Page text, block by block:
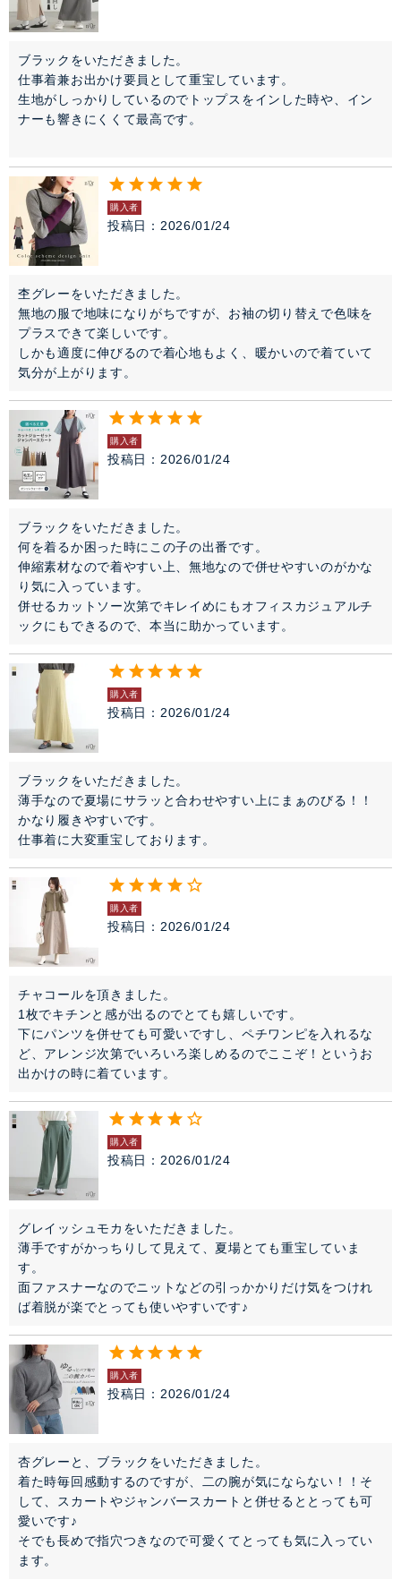
ブラックをいただきました。
仕事着兼お出かけ要員として重宝しています。
生地がしっかりしているのでトップスをインした時や、イン
ナーも響きにくくて最高です。
購入者
投稿日 2026/01/24
杢グレーをいただきました。
無地の服で地味になりがちですが、お袖の切り替えで色味を
プラスできて楽しいです。
しかも適度に伸びるので着心地もよく、暖かいので着ていて
気分が上がります。
購入者
投稿日 2026/01/24
ブラックをいただきました。
何を着るか困った時にこの子の出番です。
伸縮素材なので着やすい上、無地なので併せやすいのがかな
り気に入っています。
併せるカットソー次第でキレイめにもオフィスカジュアルチ
ックにもできるので、本当に助かっています。
購入者
投稿日 2026/01/24
ブラックをいただきました。
薄手なので夏場にサラッと合わせやすい上にまぁのびる！！
かなり履きやすいです。
購入者
投稿日 2026/01/24
チャコールを頂きました。
1枚でキチンと感が出るのでとても嬉しいです。
下にパンツを併せても可愛いですし、ペチワンピを入れるな
ど、アレンジ次第でいろいろ楽しめるのでここぞ！というお
出かけの時に着ています。
購入者
投稿日 2026/01/24
グレイッシュモカをいただきました。
薄手ですがかっちりして見えて、夏場とても重宝していま
す。
面ファスナーなのでニットなどの引っかかりだけ気をつけれ
ば着脱が楽でとっても使いやすいです♪
購入者
投稿日 2026/01/24
杏グレーと、ブラックをいただきました。
着た時毎回感動するのですが、二の腕が気にならない！！そ
して、スカートやジャンバースカートと併せるととっても可
愛いです♪
そでも長めで指穴つきなので可愛くてとっても気に入ってい
ます。